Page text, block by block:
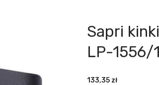
Sapri
LP-1556/
133,35 zł